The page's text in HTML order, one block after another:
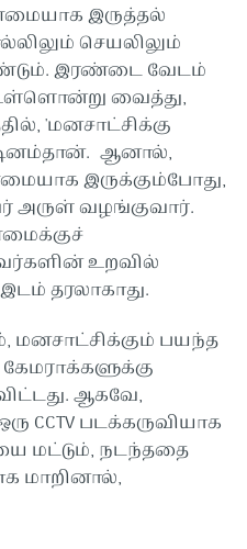
இருத்தல்
செயலிலும்
இரண்டை வேடம்
வைத்து,
'மனசாட்சிக்கு
ஆனால்,
இருக்கும்போது,
அருள் வழங்குவார்.
உறவில்
தரலாகாது.
மனசாட்சிக்கும் பயந்த
ஆகவே,
CCTV படக்கருவியாக
மட்டும், நடந்ததை
மாறினால்,